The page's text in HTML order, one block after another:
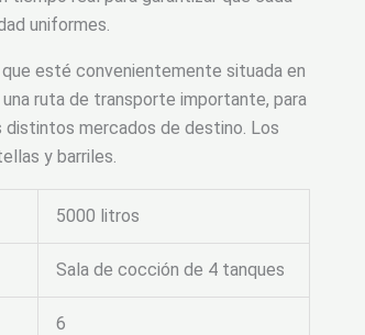
uniformes.
esté convenientemente situada en
ruta de transporte importante, para
mercados de destino. Los
y barriles.
5000 litros
Sala de cocción de 4 tanques
6